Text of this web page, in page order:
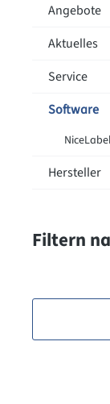
Angebote
Aktuelles
Service
Software
NiceLabel
Hersteller
Filtern